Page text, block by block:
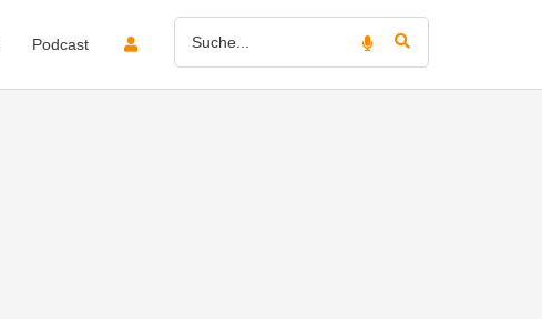
Podcast